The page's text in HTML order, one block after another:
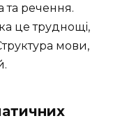
та речення.
це труднощі,
мови,